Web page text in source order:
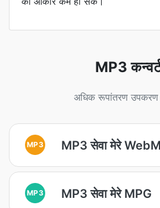
MP3
अधिक रूपांतरण उपकरण
MP3 MP3 सेवा मेरे WebM
MP3 MP3 सेवा मेरे MPG